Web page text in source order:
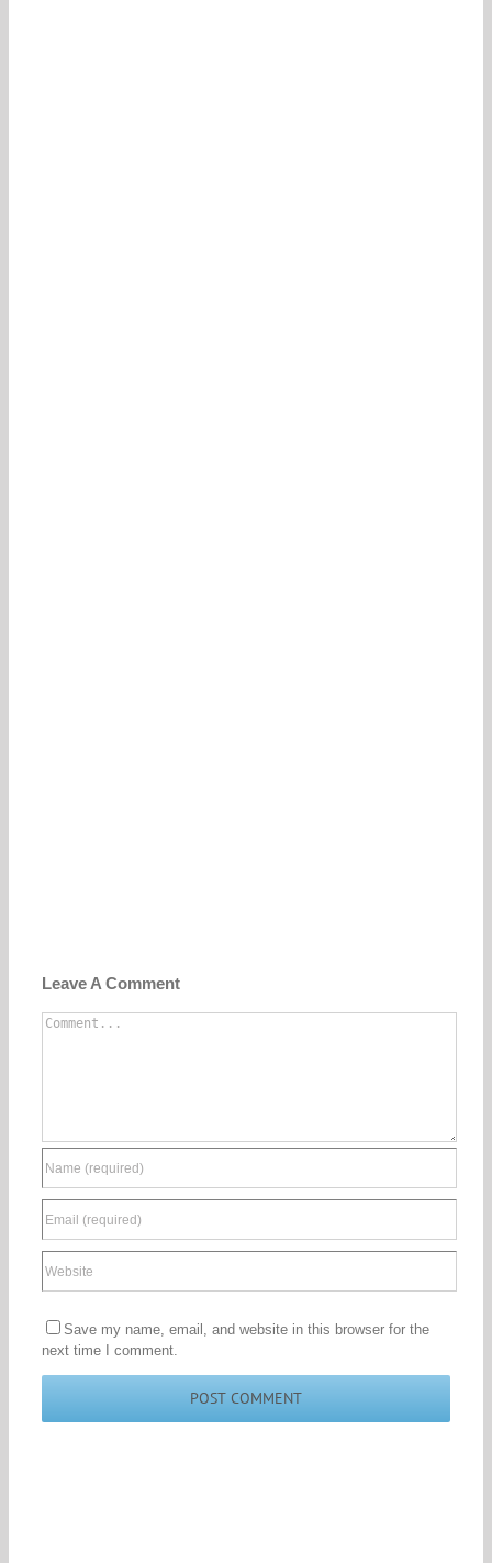
Leave A Comment
Comment
Save my name, email, and website in this browser for the
next time I comment.